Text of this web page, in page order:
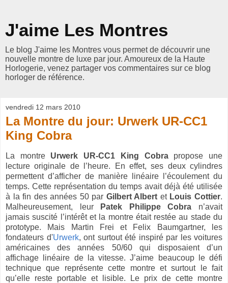
J'aime Les Montres
Le blog J'aime les Montres vous permet de découvrir une
nouvelle montre de luxe par jour. Amoureux de la Haute
Horlogerie, venez partager vos commentaires sur ce blog
horloger de référence.
vendredi 12 mars 2010
La Montre du jour: Urwerk UR-CC1
King Cobra
La montre Urwerk UR-CC1 King Cobrapropose une
lecture originale de l’heure. En effet, ses deux cylindres
permettent d’afficher de manière linéaire l’écoulement du
temps. Cette représentation du temps avait déjà été utilisée
à la fin des années 50 par Gilbert Albert et Louis Cottier.
Malheureusement, leur
Patek Philippe Cobra n’avait
jamais suscité l’intérêt et la montre était restée au stade du
prototype. Mais Martin Frei et Felix Baumgartner, les
fondateurs d'Urwerk, ont surtout été inspiré par les voitures
américaines des années 50/60 qui disposaient d’un
affichage linéaire de la vitesse. J’aime beaucoup le défi
technique que représente cette montre et surtout le fait
qu’elle reste portable et lisible. Le prix de cette montre